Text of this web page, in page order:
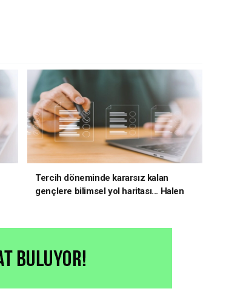
Tercih döneminde kararsız kalan
gençlere bilimsel yol haritası... Halen